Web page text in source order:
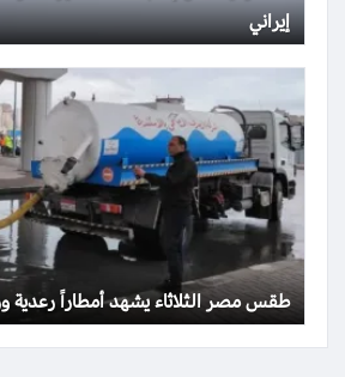
إيراني
طقس مصر الثلاثاء يشهد أمطاراً رعدية